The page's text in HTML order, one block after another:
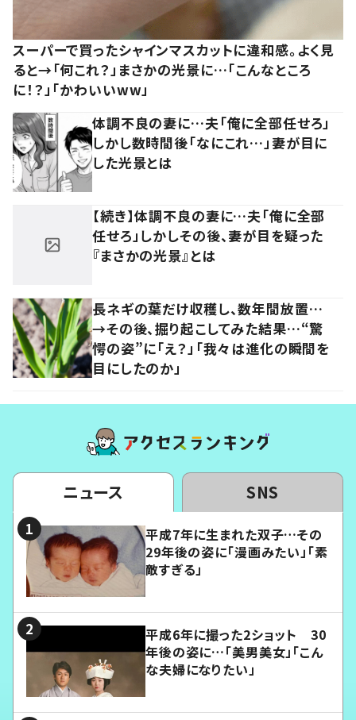
スーパーで買ったシャインマスカットに違和感。よく見
ると→「何これ？」まさかの光景に…「こんなところ
に！？」「かわいいww」
体調不良の妻に…夫「俺に全部任せろ」
しかし数時間後「なにこれ…」妻が目に
した光景とは
【続き】体調不良の妻に…夫「俺に全部
任せろ」しかしその後、妻が目を疑った
『まさかの光景』とは
長ネギの葉だけ収穫し、数年間放置…
→その後、掘り起こしてみた結果…“驚
愕の姿”に「え？」「我々は進化の瞬間を
目にしたのか」
ニュース SNS
平成7年に生まれた双子…その
29年後の姿に「漫画みたい」「素
敵すぎる」
平成6年に撮った2ショット 30
年後の姿に…「美男美女」「こん
な夫婦になりたい」